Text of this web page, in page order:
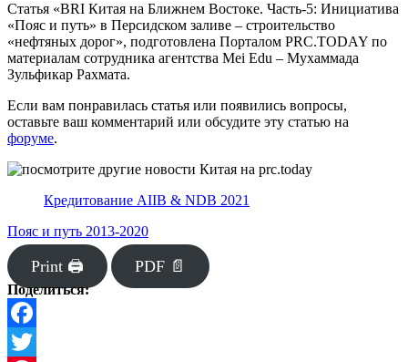
Статья «BRI Китая на Ближнем Востоке. Часть-5: Инициатива
«Пояс и путь» в Персидском заливе – строительство
«нефтяных дорог», подготовлена Порталом PRC.TODAY по
материалам сотрудника агентства Mei Edu – Мухаммада
Зульфикар Рахмата.
Если вам понравилась статья или появились вопросы,
оставьте ваш комментарий или обсудите эту статью на
форуме.
Кредитование AIIB & NDB 2021
Пояс и путь 2013-2020
Print 🖨 PDF 📄
Поделиться:
Facebook